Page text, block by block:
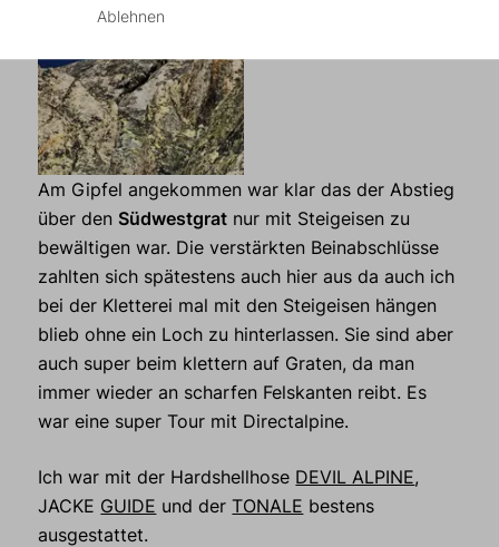
Am Gipfel angekommen war klar das der Abstieg
über den Südwestgrat nur mit Steigeisen zu
bewältigen war. Die verstärkten Beinabschlüsse
zahlten sich spätestens auch hier aus da auch ich
bei der Kletterei mal mit den Steigeisen hängen
blieb ohne ein Loch zu hinterlassen. Sie sind aber
auch super beim klettern auf Graten, da man
immer wieder an scharfen Felskanten reibt. Es
war eine super Tour mit Directalpine.
Ich war mit der Hardshellhose DEVIL ALPINE,
JACKE GUIDE und derTONALE bestens
ausgestattet.
Ablehnen